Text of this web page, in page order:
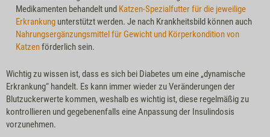
Medikamenten behandelt und Katzen-Spezialfutter für die jeweilige
Erkrankung unterstützt werden. Je nach Krankheitsbild können auch
Nahrungsergänzungsmittel für Gewicht und Körperkondition von
Katzenförderlich sein.
Wichtig zu wissen ist, dass es sich bei Diabetes um eine „dynamische
Erkrankung“ handelt. Es kann immer wieder zu Veränderungen der
Blutzuckerwerte kommen, weshalb es wichtig ist, diese regelmäßig zu
kontrollieren und gegebenenfalls eine Anpassung der Insulindosis
vorzunehmen.